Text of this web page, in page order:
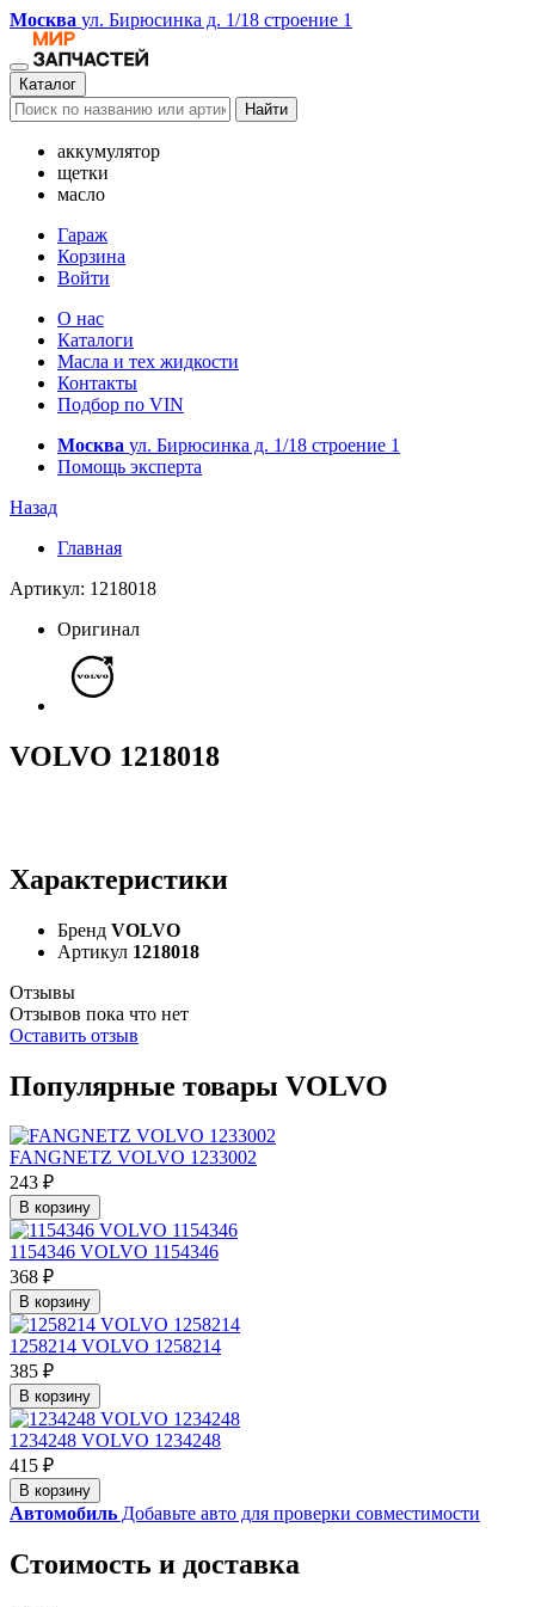
Москва ул. Бирюсинка д. 1/18 строение 1
Каталог
Найти
аккумулятор
щетки
масло
Гараж
Корзина
Войти
О нас
Каталоги
Масла и тех жидкости
Контакты
Подбор по VIN
Москва ул. Бирюсинка д. 1/18 строение 1
Помощь эксперта
Назад
Главная
Артикул: 1218018
Оригинал
VOLVO 1218018
Характеристики
Бренд VOLVO
Артикул 1218018
Отзывы
Отзывов пока что нет
Оставить отзыв
Популярные товары VOLVO
FANGNETZ VOLVO 1233002
243 ₽
В корзину
1154346 VOLVO 1154346
368 ₽
В корзину
1258214 VOLVO 1258214
385 ₽
В корзину
1234248 VOLVO 1234248
415 ₽
В корзину
Автомобиль Добавьте авто для проверки совместимости
Стоимость и доставка